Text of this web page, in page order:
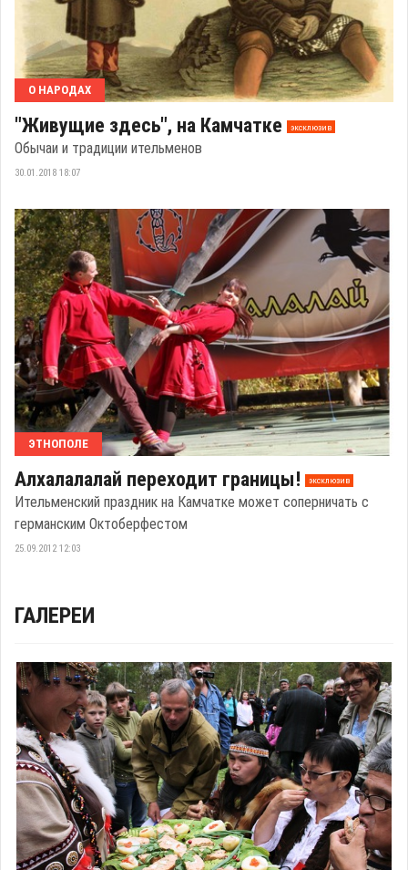
О НАРОДАХ
"Живущие здесь", на Камчатке эксклюзив
Обычаи и традиции ительменов
30.01.2018 18:07
ЭТНОПОЛЕ
Алхалалалай переходит границы! эксклюзив
Ительменский праздник на Камчатке может соперничать с
германским Октоберфестом
25.09.2012 12:03
ГАЛЕРЕИ